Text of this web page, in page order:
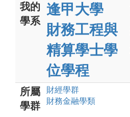
我的
學系
逢甲大學
財務工程與
精算學士學
位學程
所屬
學群
財經學群
財務金融學類